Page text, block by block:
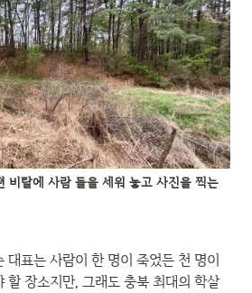
비탈에 사람 들을 세워 놓고 사진을 찍는
대표는 사람이 한 명이 죽었든 천 명이
할 장소지만, 그래도 충북 최대의 학살